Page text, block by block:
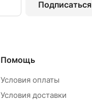
Подписаться
Помощь
Условия оплаты
Условия доставки